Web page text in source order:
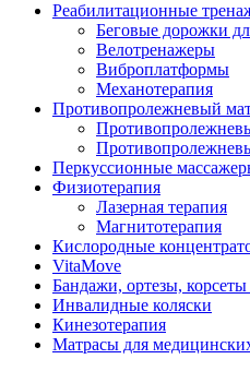
Реабилитационные
Беговые дорожки
Велотренажеры
Виброплатформы
Механотерапия
Противопролежневый
Перкуссионные
Физиотерапия
Лазерная терапия
Магнитотерапия
Кислородные
VitaMove
Бандажи, ортезы,
Инвалидные коляски
Кинезотерапия
Матрасы для